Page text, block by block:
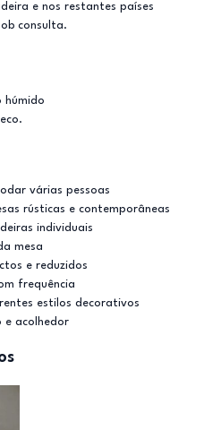
e nos restantes países
consulta.
húmido
várias pessoas
rústicas e contemporâneas
individuais
mesa
e reduzidos
frequência
estilos decorativos
e acolhedor